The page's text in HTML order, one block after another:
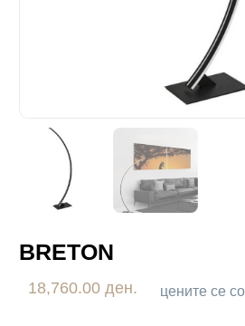
BRETON
18,760.00 ден. цените се